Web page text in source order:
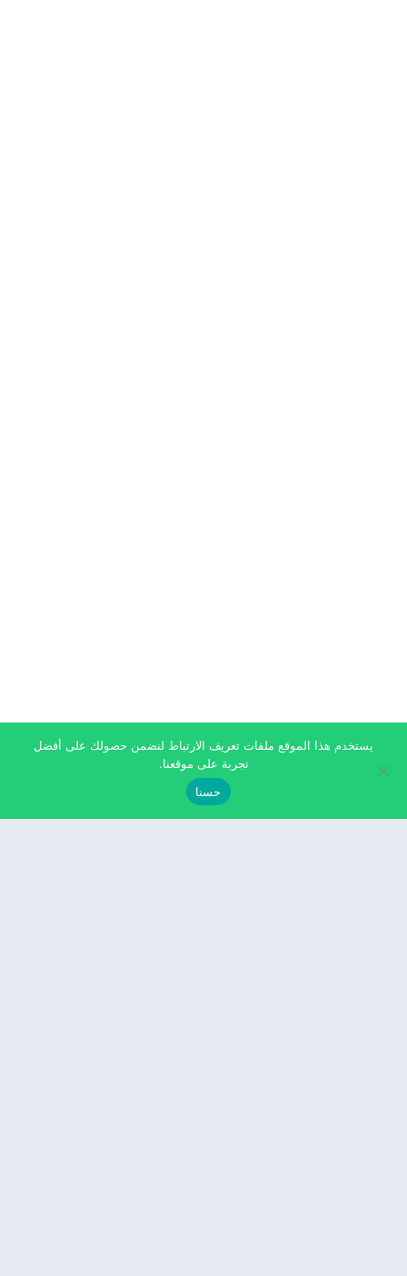
يستخدم هذا الموقع ملفات تعريف الارتباط لنضمن حصولك على أفضل
تجربة على موقعنا.
حسنا